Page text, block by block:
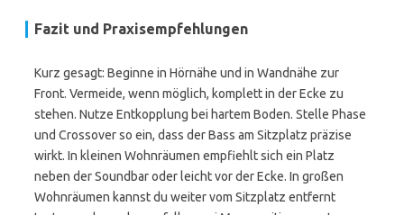
Fazit und Praxisempfehlungen
Kurz gesagt: Beginne in Hörnähe und in Wandnähe zur
Front. Vermeide, wenn möglich, komplett in der Ecke zu
stehen. Nutze Entkopplung bei hartem Boden. Stelle Phase
und Crossover so ein, dass der Bass am Sitzplatz präzise
wirkt. In kleinen Wohnräumen empfiehlt sich ein Platz
neben der Soundbar oder leicht vor der Ecke. In großen
Wohnräumen kannst du weiter vom Sitzplatz entfernt